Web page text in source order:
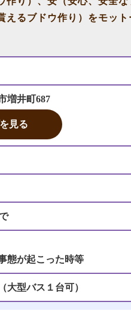
るブドウ作り）をモット
増井町687
見る
態が起こった時等
型バス１台可）